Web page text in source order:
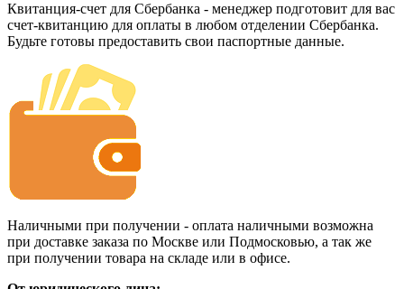
Квитанция-счет для Сбербанка - менеджер подготовит для вас
счет-квитанцию для оплаты в любом отделении Сбербанка.
Будьте готовы предоставить свои паспортные данные.
Наличными при получении - оплата наличными возможна
при доставке заказа по Москве или Подмосковью, а так же
при получении товара на складе или в офисе.